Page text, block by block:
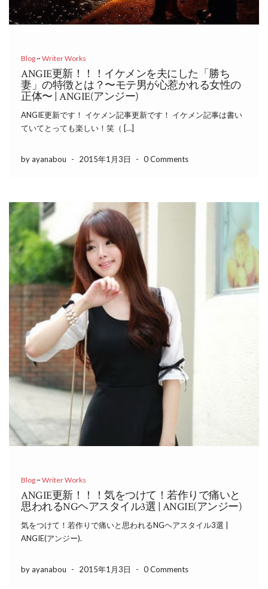
Blog~Writer Works
ANGIE更新！！！イケメンを夫にした「勝ち
妻」の特徴とは？〜モテ男が心惹かれる女性の
正体〜 | ANGIE(アンジー)
ANGIE更新です！ イケメン記事更新です！ イケメン記事は書い
ていてとっても楽しい！笑（ […]
by ayanabou - 2015年1月3日 - 0 Comments
Blog~Writer Works
ANGIE更新！！！気をつけて！若作りで痛いと
思われるNGヘアスタイル3選 | ANGIE(アンジー)
気をつけて！若作りで痛いと思われるNGヘアスタイル3選 |
ANGIE(アンジー).
by ayanabou - 2015年1月3日 - 0 Comments